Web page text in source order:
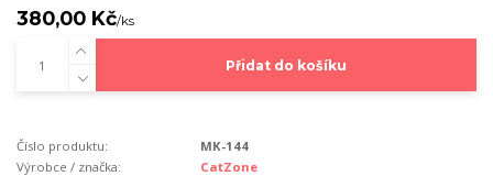
380,00 Kč/ks
Přidat do košíku
Číslo produktu:
MK-144
Výrobce / značka:
CatZone